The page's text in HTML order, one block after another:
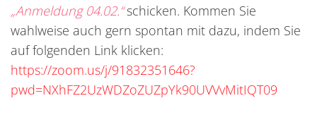
„Anmeldung 04.02.“schicken. Kommen Sie
wahlweise auch gern spontan mit dazu, indem Sie
auf folgenden Link klicken:
https://zoom.us/j/91832351646?
pwd=NXhFZ2UzWDZoZUZpYk90UVVvMitIQT09